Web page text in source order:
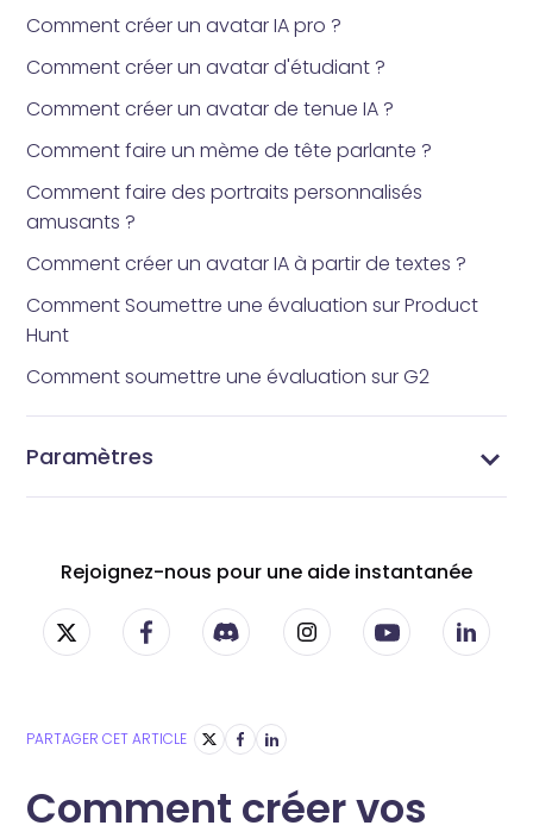
Comment créer un avatar IA pro ?
Comment créer un avatar d'étudiant ?
Comment créer un avatar de tenue IA ?
Comment faire un mème de tête parlante ?
Comment faire des portraits personnalisés
amusants ?
Comment créer un avatar IA à partir de textes ?
Comment Soumettre une évaluation sur Product
Hunt
Comment soumettre une évaluation sur G2
Paramètres
Rejoignez-nous pour une aide instantanée
PARTAGER CET ARTICLE
Comment créer vos